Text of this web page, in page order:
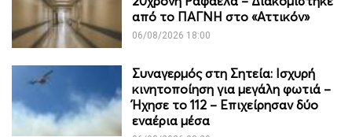
από το ΠΑΓΝΗ στο «Αττικόν»
06/08/2026 18:00
Συναγερμός στη Σητεία: Ισχυρή
κινητοποίηση για μεγάλη φωτιά –
Ήχησε το 112 – Επιχείρησαν δύο
εναέρια μέσα